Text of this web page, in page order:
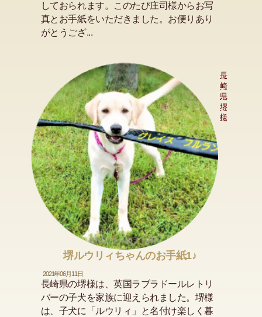
しておられます。このたび庄司様からお写
真とお手紙をいただきました。お便りあり
がとうござ...
長
崎
県
堺
様
堺ルウリィちゃんのお手紙1♪
2021年06月11日
長崎県の堺様は、英国ラブラドールレトリ
バーの子犬を家族に迎えられました。堺様
は、子犬に「ルウリィ」と名付け楽しく暮